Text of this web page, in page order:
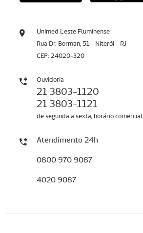
Unimed Leste Fluminense
Rua Dr. Borman, 51 - Niterói - RJ
CEP: 24020-320
Ouvidoria
21 3803-1120
21 3803-1121
de segunda a sexta, horário comercial
Atendimento 24h
0800 970 9087
4020 9087